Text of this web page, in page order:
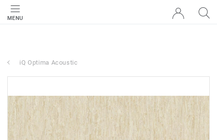
MENU
iQ Optima Acoustic